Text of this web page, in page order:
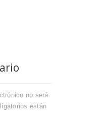
no será
están